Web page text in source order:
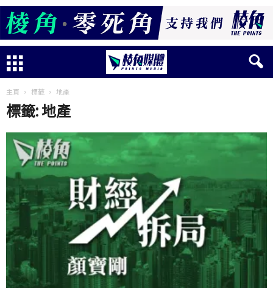
主頁 標籤 地產
標籤: 地產